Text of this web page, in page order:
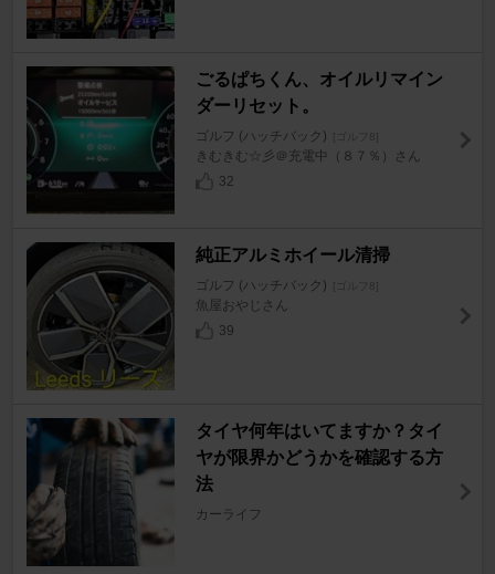
ごるぱちくん、オイルリマイン
ダーリセット。
ゴルフ (ハッチバック) [ゴルフ8]
きむきむ☆彡＠充電中（８７％）さん
32
純正アルミホイール清掃
ゴルフ (ハッチバック) [ゴルフ8]
魚屋おやじさん
39
タイヤ何年はいてますか？タイ
ヤが限界かどうかを確認する方
法
カーライフ